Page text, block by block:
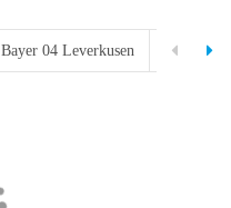
Bayer 04 Leverkusen Borussia